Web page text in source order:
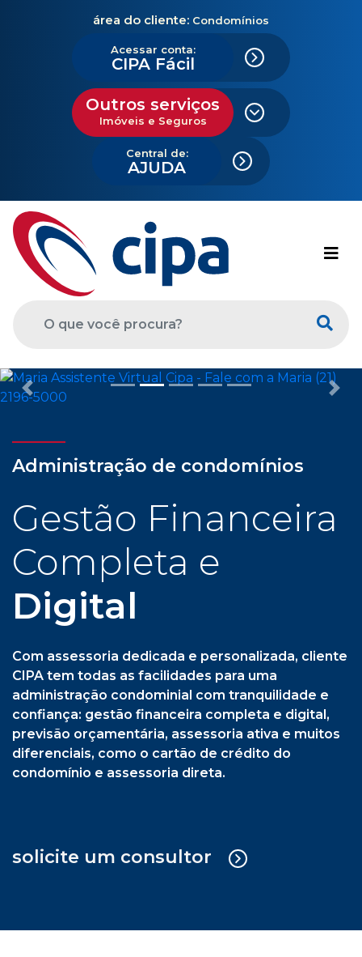
área do cliente: Condomínios
Acessar conta:
CIPA Fácil
Outros serviços
Imóveis e Seguros
Central de:
AJUDA
Previous
Administração de condomínios
Gestão Financeira
Completa e
Digital
Com assessoria dedicada e personalizada, cliente
CIPA tem todas as facilidades para uma
administração condominial com tranquilidade e
confiança: gestão financeira completa e digital,
previsão orçamentária, assessoria ativa e muitos
diferenciais, como o cartão de crédito do
condomínio e assessoria direta.
solicite um consultor